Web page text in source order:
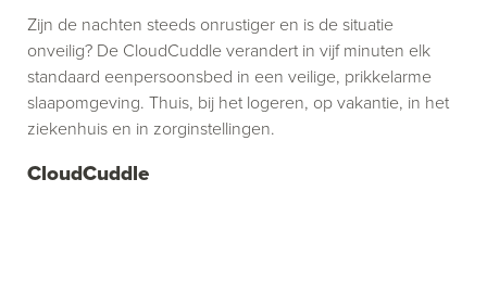
CloudCuddle
Zijn de nachten steeds onrustiger en is de situatie
onveilig? De CloudCuddle verandert in vijf minuten elk
standaard eenpersoonsbed in een veilige, prikkelarme
slaapomgeving. Thuis, bij het logeren, op vakantie, in het
ziekenhuis en in zorginstellingen.